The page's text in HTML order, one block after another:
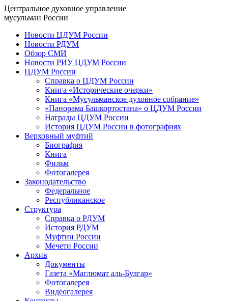
Центральное духовное управление
мусульман России
Новости ЦДУМ России
Новости РДУМ
Обзор СМИ
Новости РИУ ЦДУМ России
ЦДУМ России
Справка о ЦДУМ России
Книга «Исторические очерки»
Книга «Мусульманское духовное собрание»
«Панорама Башкортостана» о ЦДУМ России
Награды ЦДУМ России
История ЦДУМ России в фотографиях
Верховный муфтий
Биография
Книга
Фильм
Фотогалерея
Законодательство
Федеральное
Республиканское
Структура
Справка о РДУМ
История РДУМ
Муфтии России
Мечети России
Архив
Документы
Газета «Маглюмат аль-Булгар»
Фотогалерея
Видеогалерея